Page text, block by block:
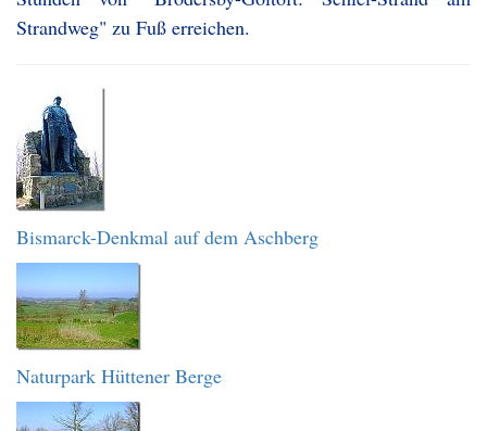
Strandweg" zu Fuß erreichen.
Bismarck-Denkmal auf dem Aschberg
Naturpark Hüttener Berge